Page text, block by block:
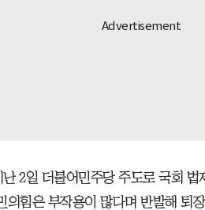
2일 더불어민주당 주도로 국회 법
의힘은 부작용이 많다며 반발해 퇴